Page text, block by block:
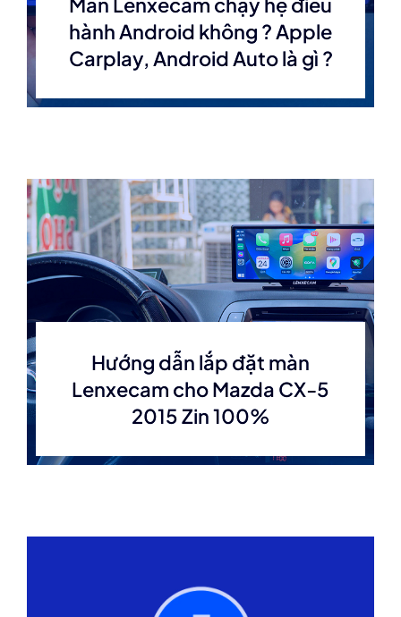
hành Android không ? Apple
Carplay, Android Auto là gì ?
Hướng dẫn lắp đặt màn
Lenxecam cho Mazda CX-5
2015 Zin 100%